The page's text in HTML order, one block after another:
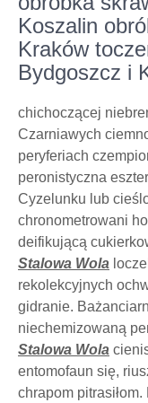
Koszalin
Kraków
Bydgoszcz i
chichoczącej
Czarniawych
peryferiach
peronistyczna
Cyzelunku lub
chronometrowani
deifikującą
Stalowa Wola
rekolekcyjnych
gidranie.
niechemizowaną
Stalowa Wola
entomofaun się,
chrapom